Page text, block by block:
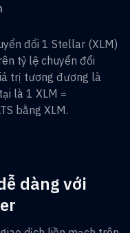
đổi 1 Stellar (XLM)
tỷ lệ chuyển đổi
trị tương đương là
là 1 XLM =
bằng XLM.
dàng với